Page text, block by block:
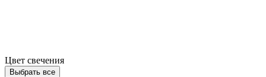
Цвет свечения
Выбрать все